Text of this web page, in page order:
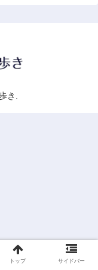
き.
トップ サイドバー